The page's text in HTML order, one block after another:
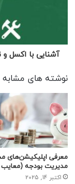
آشنایی با اکسل و
نوشته های مشابه
معرفی اپلیکیشن‌های
مدیریت بودجه (معایب
اکتبر 14, 2025